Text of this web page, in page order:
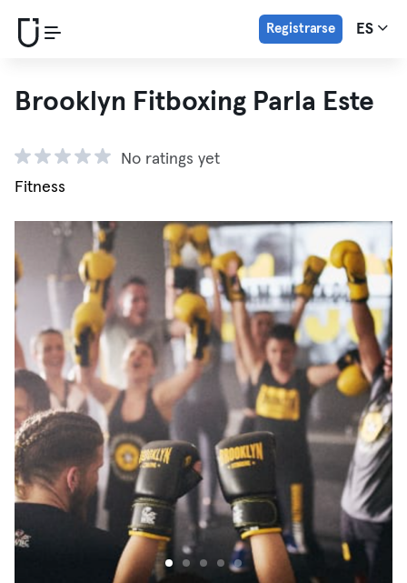
Registrarse ES
Brooklyn Fitboxing Parla Este
No ratings yet
Fitness